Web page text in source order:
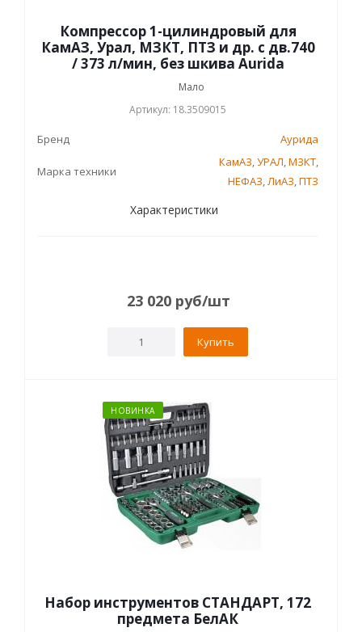
Компрессор 1-цилиндровый для
КамАЗ, Урал, МЗКТ, ПТЗ и др. с дв.740
/ 373 л/мин, без шкива Aurida
Мало
Артикул: 18.3509015
Бренд Аурида
Марка техники
КамАЗ,УРАЛ,МЗКТ,
НЕФАЗ,ЛиАЗ,ПТЗ
Характеристики
23 020руб/шт
Купить
НОВИНКА
Набор инструментов СТАНДАРТ, 172
предмета БелАК